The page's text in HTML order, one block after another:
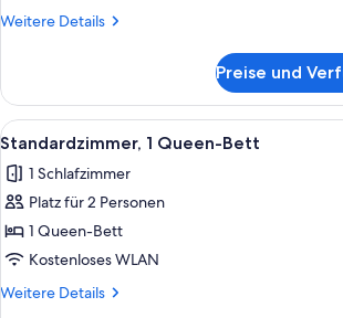
Weitere Details
Weitere
Suite
Preise und
Alle
Fotos
für
Standardzimmer,
1
Queen-
Bett
Ein
6
Standardzimmer, 1 Queen-Bett
1 Schlafzimmer
Platz für 2 Personen
1 Queen-Bett
Kostenloses WLAN
Weitere Details
Weitere